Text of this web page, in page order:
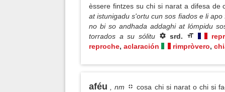
èssere fintzes su chi si narat a difesa de
at istunigadu s'ortu cun sos fiados e li
no bi so andhada addaghi at lómpidu
torrados a su sólitu
srd.
reproche, aclaración rimpròvero,
aféu , nm
cosa chi si narat o chi si